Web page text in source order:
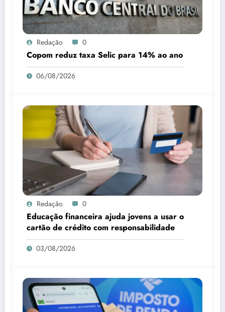
Redação 0
Copom reduz taxa Selic para 14% ao ano
06/08/2026
Redação 0
Educação financeira ajuda jovens a usar o
cartão de crédito com responsabilidade
03/08/2026